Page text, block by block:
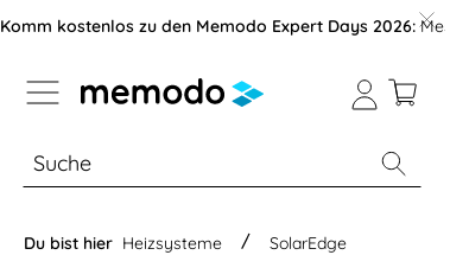
der B2B-Plattform springen
Komm kostenlos zu den Memodo Expert Days 2026:
% Sale Module Wechselrichter
Du bist hier Heizsysteme SolarEdge